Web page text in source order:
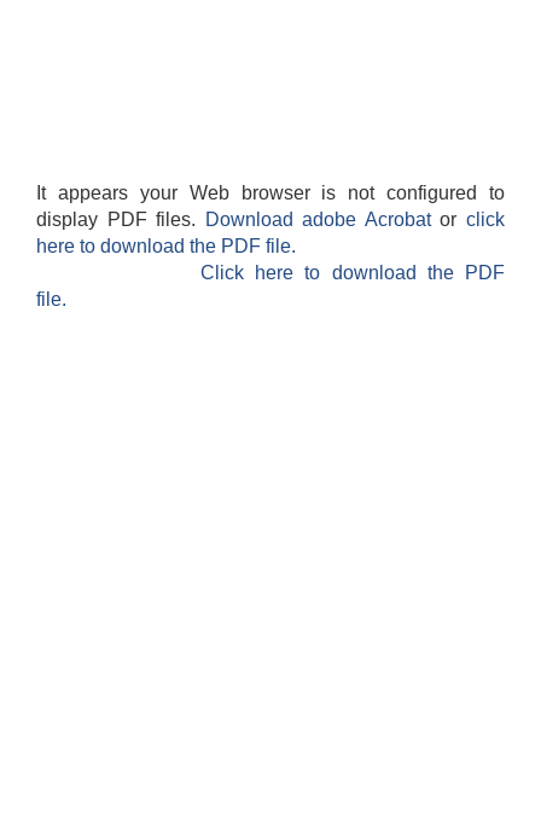
It appears your Web browser is not configured to
display PDF files.
Download adobe Acrobatorclick
here to download the PDF file.
Click here to download the PDF
file.